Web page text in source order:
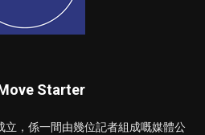
Starter
，係一間由幾位記者組成嘅媒體公